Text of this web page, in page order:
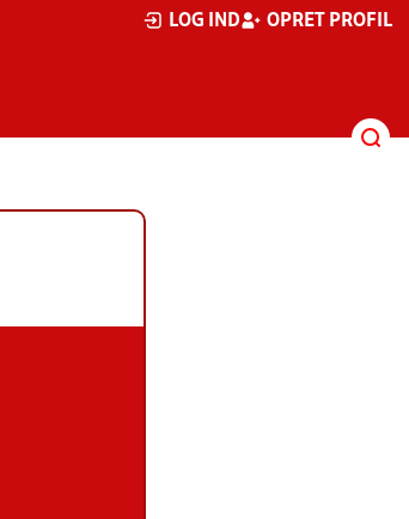
LOG IND OPRET PROFIL